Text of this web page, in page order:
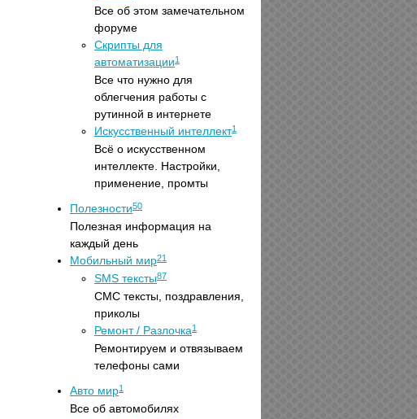
Все об этом замечательном
форуме
Скрипты для
автоматизации1
Все что нужно для
облегчения работы с
рутинной в интернете
Искусственный интеллект1
Всё о искусственном
интеллекте. Настройки,
применение, промты
Полезности50
Полезная информация на
каждый день
Мобильный мир21
SMS тексты87
СМС тексты, поздравления,
приколы
Ремонт / Разлочка1
Ремонтируем и отвязываем
телефоны сами
Авто мир1
Все об автомобилях